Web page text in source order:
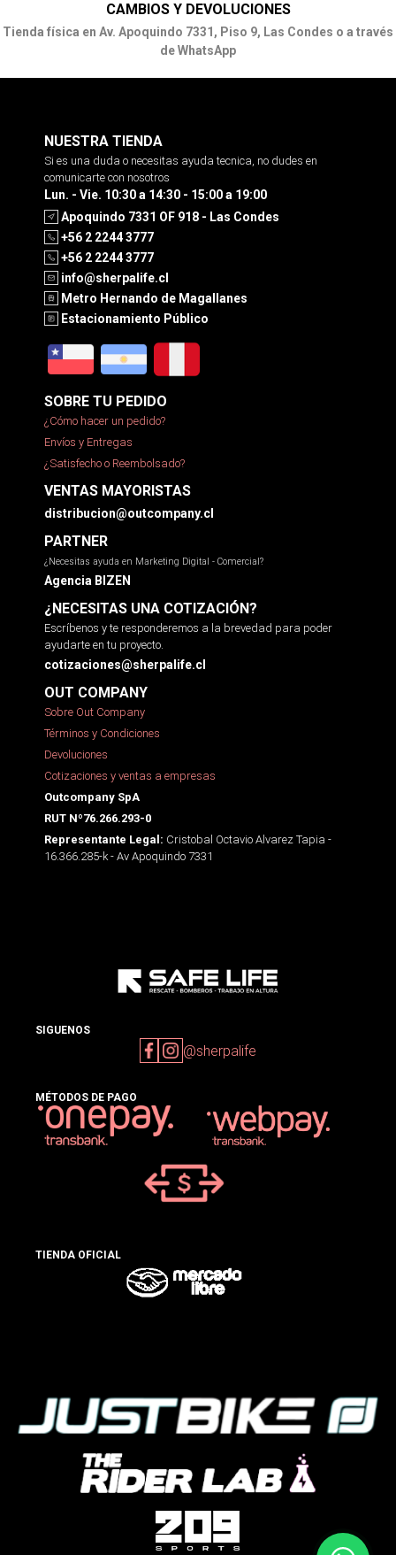
CAMBIOS Y DEVOLUCIONES
Tienda física en Av. Apoquindo 7331, Piso 9, Las Condes o a través
de WhatsApp
NUESTRA TIENDA
Si es una duda o necesitas ayuda tecnica, no dudes en
comunicarte con nosotros
Lun. - Vie. 10:30 a 14:30 - 15:00 a 19:00
Apoquindo 7331 OF 918 - Las Condes
+56 2 2244 3777
+56 2 2244 3777
info@sherpalife.cl
Metro Hernando de Magallanes
Estacionamiento Público
SOBRE TU PEDIDO
¿Cómo hacer un pedido?
Envíos y Entregas
¿Satisfecho o Reembolsado?
VENTAS MAYORISTAS
distribucion@outcompany.cl
PARTNER
¿Necesitas ayuda en Marketing Digital - Comercial?
Agencia BIZEN
¿NECESITAS UNA COTIZACIÓN?
Escríbenos y te responderemos a la brevedad para poder
ayudarte en tu proyecto.
cotizaciones@sherpalife.cl
OUT COMPANY
Sobre Out Company
Términos y Condiciones
Devoluciones
Cotizaciones y ventas a empresas
Outcompany SpA
RUT Nº76.266.293-0
Representante Legal: Cristobal Octavio Alvarez Tapia -
16.366.285-k - Av Apoquindo 7331
SIGUENOS
@sherpalife
MÉTODOS DE PAGO
TIENDA OFICIAL